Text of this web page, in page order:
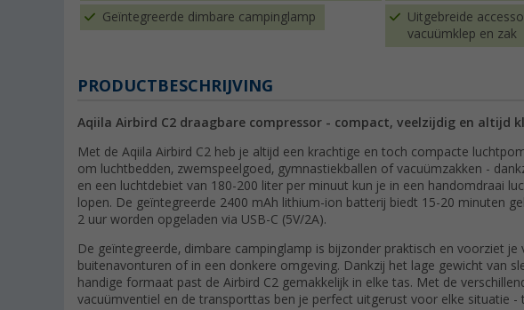
Geïntegreerde dimbare campinglamp
Uitgebreide
vacuümklep en zak
PRODUCTBESCHRIJVING
Aqiila Airbird C2 draagbare compressor - compact, veelzijdig en altijd
Met de Aqiila Airbird C2 heb je altijd een krachtige en toch compacte
om luchtbedden, zwemspeelgoed, gymnastiekballen of vacuümzakken -
en een luchtdebiet van 180-200 liter per minuut kun je in een handomdraai
lopen. De geïntegreerde 2400 mAh lithium-ion batterij biedt 15-20 minuten
2 uur worden opgeladen via USB-C (5V/2A).
De geïntegreerde, dimbare campinglamp is bijzonder praktisch en voorziet je
buitenavonturen of in een donkere omgeving. Dankzij het lage gewicht van
handige formaat past de Airbird C2 gemakkelijk in elke tas. Met de
vacuümventiel en de transporttas ben je perfect uitgerust voor elke situatie -